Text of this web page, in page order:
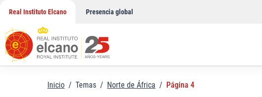
contenido
Real Instituto Elcano Presencia global
Inicio / Temas / Norte de África / Página 4